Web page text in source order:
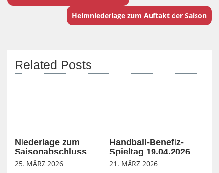
Heimniederlage zum Auftakt der Saison
Related Posts
Niederlage zum
Saisonabschluss
25. MÄRZ 2026
Handball-Benefiz-
Spieltag 19.04.2026
21. MÄRZ 2026